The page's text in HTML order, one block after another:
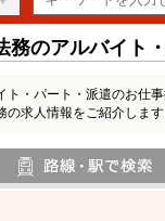
のアルバイト
・パート・派遣のお仕
求人情報をご紹介します